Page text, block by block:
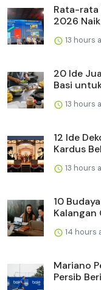
Rata-rata
2026 Naik
13 hours
20 Ide
Basi
13 hours
12 Ide
Kardus
13 hours
10
Kalangan
14 hours
Mariano
Persib